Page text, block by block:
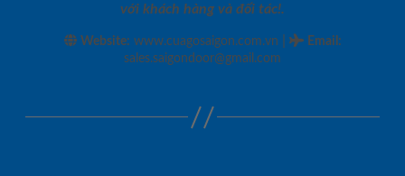
với khách hàng và đối tác!.
Website: www.cuagosaigon.com.vn Email :
sales.saigondoor@gmail.com